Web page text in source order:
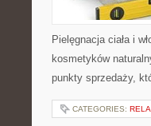
Pielęgnacja ciała i
kosmetyków
punkty sprzedaży,
CATEGORIES: